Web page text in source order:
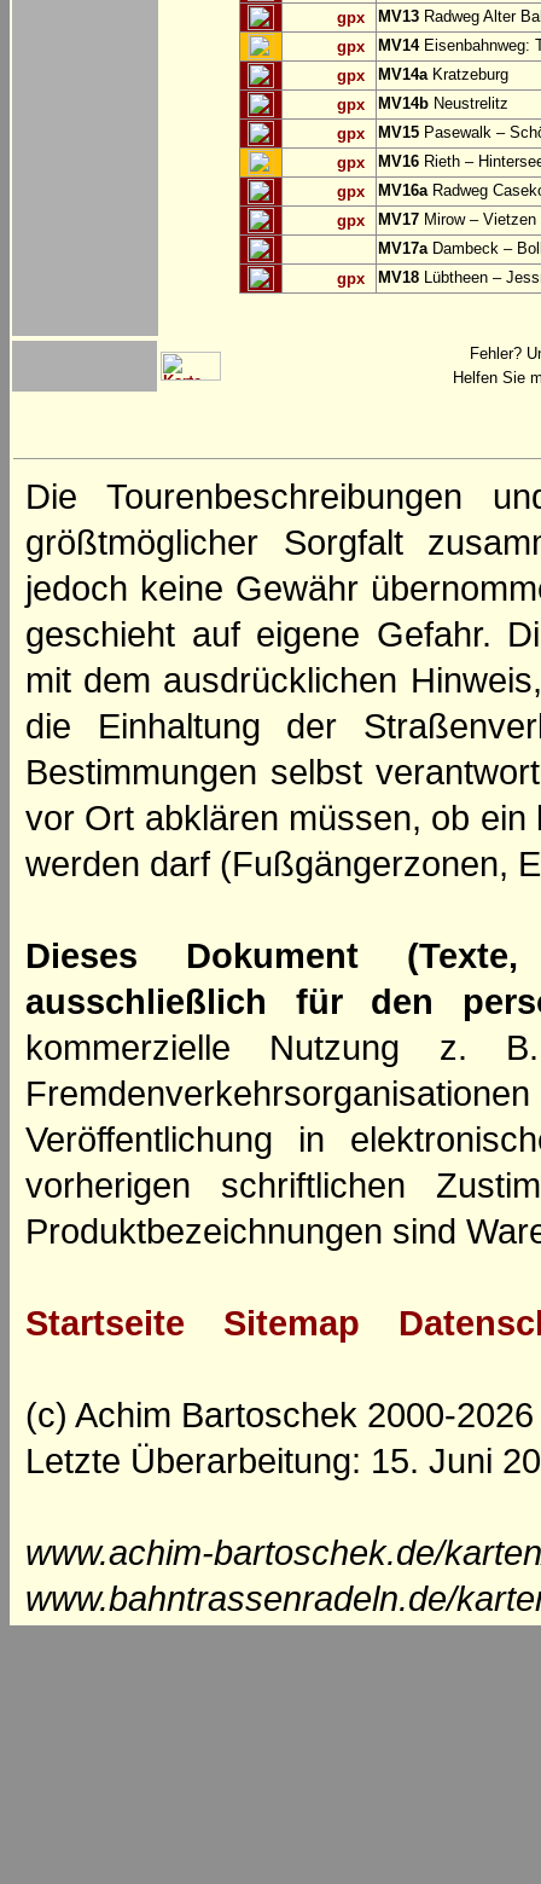
gpx
MV13 Radweg Alter
gpx
MV14Eisenbahnweg:
gpx
MV14aKratzeburg
gpx
MV14b Neustrelitz
gpx
MV15 Pasewalk –
gpx
MV16 Rieth –
gpx
MV16aRadweg
gpx
MV17 Mirow – Vietzen
MV17aDambeck –
gpx
MV18 Lübtheen –
Fehler?
Helfen Sie
Die Tourenbeschreibungen
größtmöglicher Sorgfalt
jedoch keine Gewähr
geschieht auf eigene Gefahr.
mit dem ausdrücklichen
die Einhaltung der
Bestimmungen selbst
vor Ort abklären müssen, ob
werden darf (Fußgängerzonen,
Dieses Dokument
ausschließlich für den
kommerzielle Nutzung z.
Veröffentlichung in
vorherigen schriftlichen
Produktbezeichnungen sind
Startseite Sitemap
(c) Achim Bartoschek 2000-2026
Letzte Überarbeitung: 15. Juni
www.achim-bartoschek.de/
www.bahntrassenradeln.de/